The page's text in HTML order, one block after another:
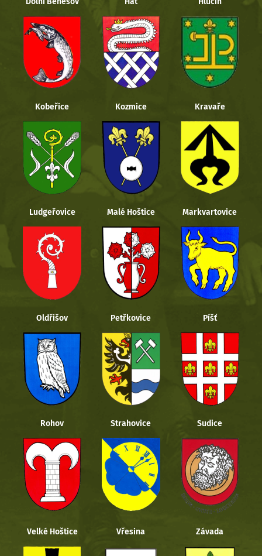
Kobeřice Kozmice Kravaře
Ludgeřovice Malé Hoštice Markvartovice
Oldřišov Petřkovice Píšť
Rohov Strahovice Sudice
Velké Hoštice Vřesina Závada